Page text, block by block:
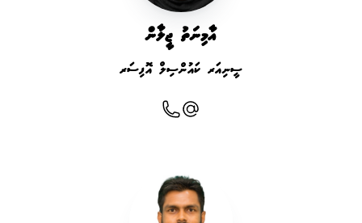
އާމިނަތު ޖީލާން
ސީނިއަރ ކައުންސިލް އޮފިސަރ